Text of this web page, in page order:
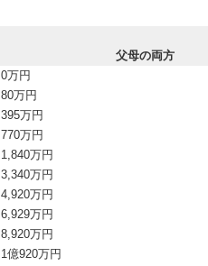
父母の両方
0万円
80万円
395万円
770万円
1,840万円
3,340万円
4,920万円
6,929万円
8,920万円
1億920万円